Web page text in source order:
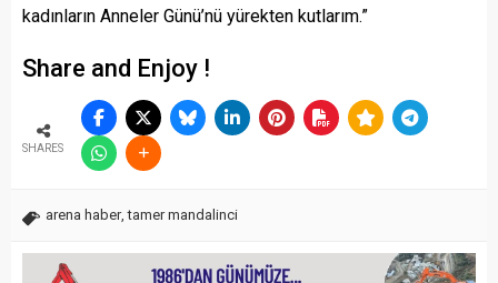
kadınların Anneler Günü’nü yürekten kutlarım.”
Share and Enjoy !
SHARES
arena haber,tamer mandalinci